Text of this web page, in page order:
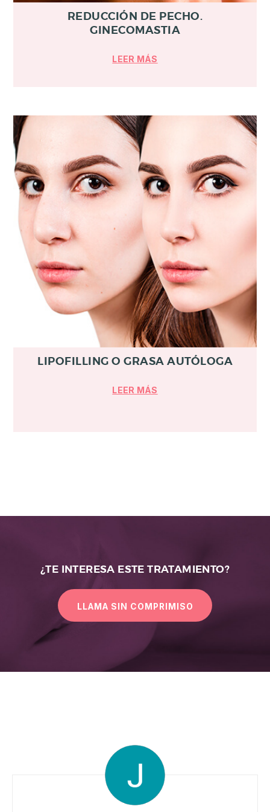
REDUCCIÓN DE PECHO.
GINECOMASTIA
LEER MÁS
LIPOFILLING O GRASA AUTÓLOGA
LEER MÁS
¿TE INTERESA ESTE TRATAMIENTO?
LLAMA SIN COMPRIMISO